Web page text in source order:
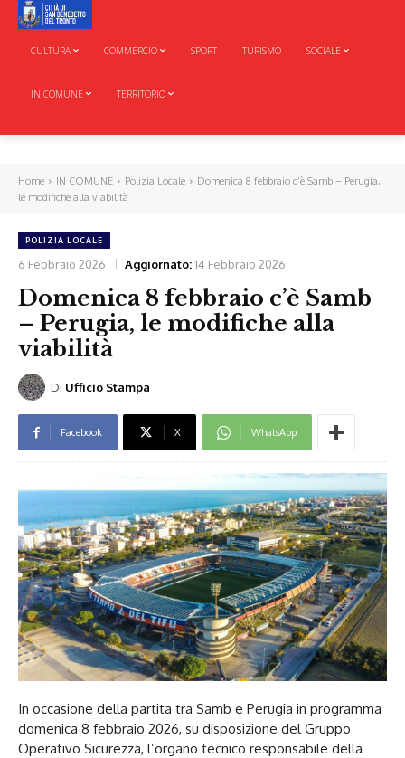
CULTURA COMMERCIO SPORT TURISMO SOCIALE
IN COMUNE TERRITORIO
Home IN COMUNE Polizia Locale
Domenica 8 febbraio c’è Samb – Perugia,
le modifiche alla viabilità
POLIZIA LOCALE
6 Febbraio 2026 Aggiornato:14 Febbraio 2026
Domenica 8 febbraio c’è Samb
– Perugia, le modifiche alla
viabilità
Di Ufficio Stampa
Facebook X WhatsApp
In occasione della partita tra Samb e Perugia in programma
domenica 8 febbraio 2026, su disposizione del Gruppo
Operativo Sicurezza, l’organo tecnico responsabile della